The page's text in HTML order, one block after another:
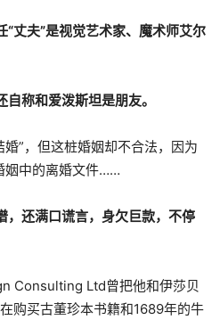
丈夫”是视觉艺术家、魔术师艾尔
称和爱泼斯坦是朋友。
”，但这桩婚姻却不合法，因为
姻中的离婚文件……
，还满口谎言，身欠巨款，不停
Consulting Ltd曾把他和伊莎贝
购买古董珍本书籍和1689年的牛